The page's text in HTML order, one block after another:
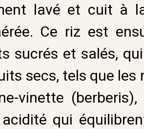
lavé et cuit à
Ce riz est
sucrés et salés,
secs, tels que
vinette
qui